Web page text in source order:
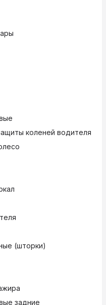
коленей водителя
(шторки)
задние